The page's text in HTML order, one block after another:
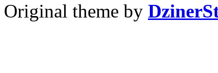
Original theme by